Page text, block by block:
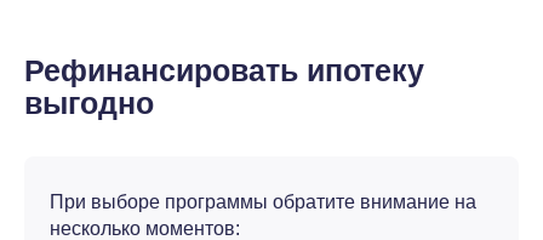
Рефинансировать ипотеку
выгодно
При выборе программы обратите внимание на
несколько моментов: